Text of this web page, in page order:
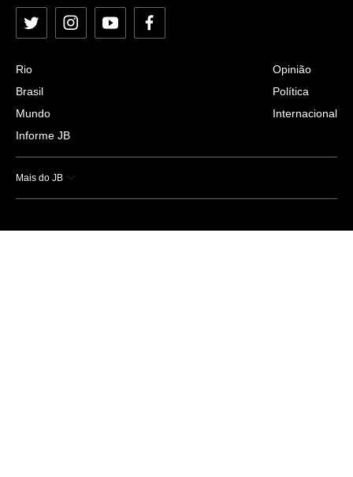
Twitter InstagramYouTubeFacebook
Rio
Brasil
Mundo
Informe JB
Opinião
Política
Internacional
Mais do JB
Esportes